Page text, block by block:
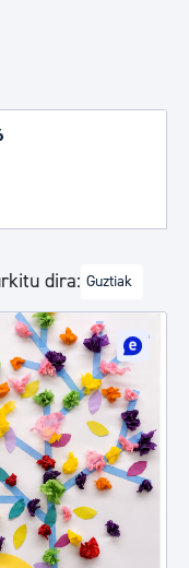
dira: Guztiak